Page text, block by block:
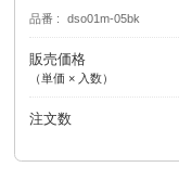
品番 dso01m-05bk
販売価格
（単価 × 入数）
注文数